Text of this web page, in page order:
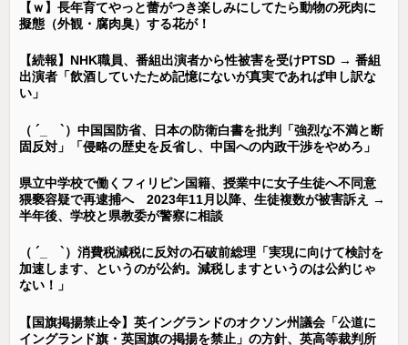
【ｗ】長年育てやっと蕾がつき楽しみにしてたら動物の死肉に
擬態（外観・腐肉臭）する花が！
【続報】NHK職員、番組出演者から性被害を受けPTSD → 番組
出演者「飲酒していたため記憶にないが真実であれば申し訳な
い」
（ ´_ゝ`）中国国防省、日本の防衛白書を批判「強烈な不満と断
固反対」「侵略の歴史を反省し、中国への内政干渉をやめろ」
県立中学校で働くフィリピン国籍、授業中に女子生徒へ不同意
猥褻容疑で再逮捕へ 2023年11月以降、生徒複数が被害訴え →
半年後、学校と県教委が警察に相談
（ ´_ゝ`）消費税減税に反対の石破前総理「実現に向けて検討を
加速します、というのが公約。減税しますというのは公約じゃ
ない！」
【国旗掲揚禁止令】英イングランドのオクソン州議会「公道に
イングランド旗・英国旗の掲揚を禁止」の方針、英高等裁判所